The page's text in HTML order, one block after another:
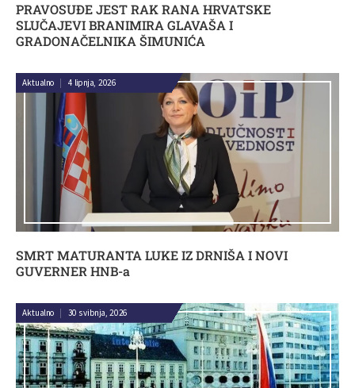
PRAVOSUĐE JEST RAK RANA HRVATSKE
SLUČAJEVI BRANIMIRA GLAVAŠA I
GRADONAČELNIKA ŠIMUNIĆA
SMRT MATURANTA LUKE IZ DRNIŠA I NOVI
GUVERNER HNB-a
Aktualno | 4 lipnja, 2026
Aktualno | 30 svibnja, 2026